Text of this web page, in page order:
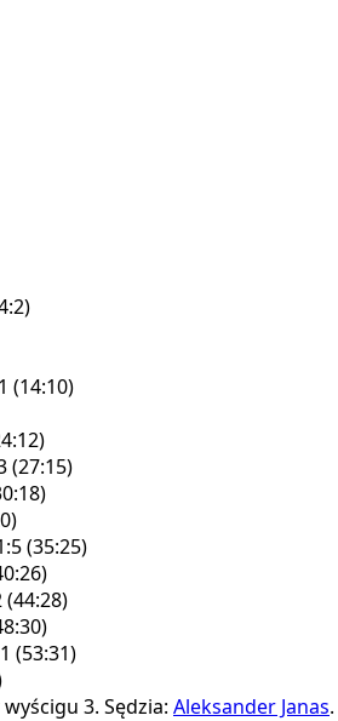
(14:10)
(27:15)
(35:25)
(53:31)
wyścigu 3. Sędzia: Aleksander Janas.